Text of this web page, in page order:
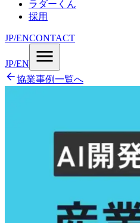
ラダーくん
採用
JP/ENCONTACT
JP/EN
協業事例一覧へ